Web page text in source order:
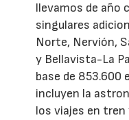
llevamos de año
singulares
Norte, Nervión,
y Bellavista-La
base de 853.600
incluyen la
los viajes en